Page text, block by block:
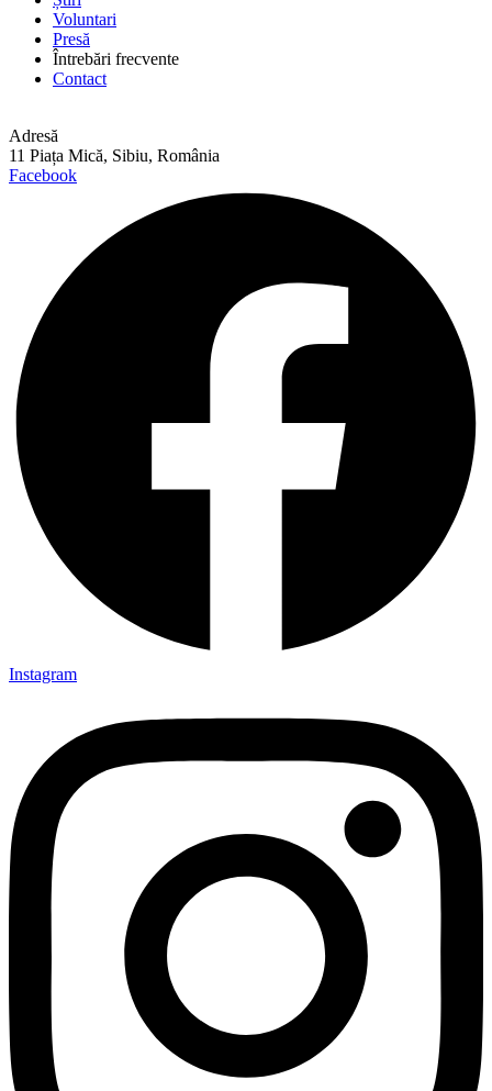
Voluntari
Presă
Întrebări frecvente
Contact
Adresă
11 Piața Mică, Sibiu, România
Facebook
Instagram